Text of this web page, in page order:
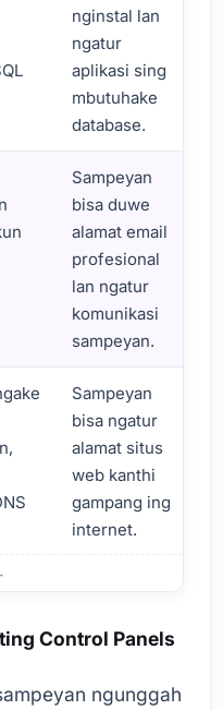
nginstal lan
ngatur
aplikasi sing
mbutuhake
database.
Sampeyan
bisa duwe
alamat email
profesional
lan ngatur
komunikasi
sampeyan.
Sampeyan
bisa ngatur
alamat situs
web kanthi
gampang ing
internet.
Control Panels
ngunggah